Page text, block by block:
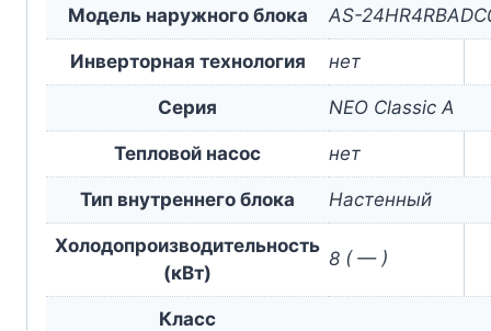
Модель наружного блока AS-
Инверторная технология нет
Серия NEO Classic A
Тепловой насос нет
Тип внутреннего блока Настенный
Холодопроизводительность
(кВт)
8 ( — )
Класс